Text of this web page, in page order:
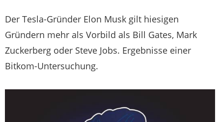
Der Tesla-Gründer Elon Musk gilt hiesigen
Gründern mehr als Vorbild als Bill Gates, Mark
Zuckerberg oder Steve Jobs. Ergebnisse einer
Bitkom-Untersuchung.